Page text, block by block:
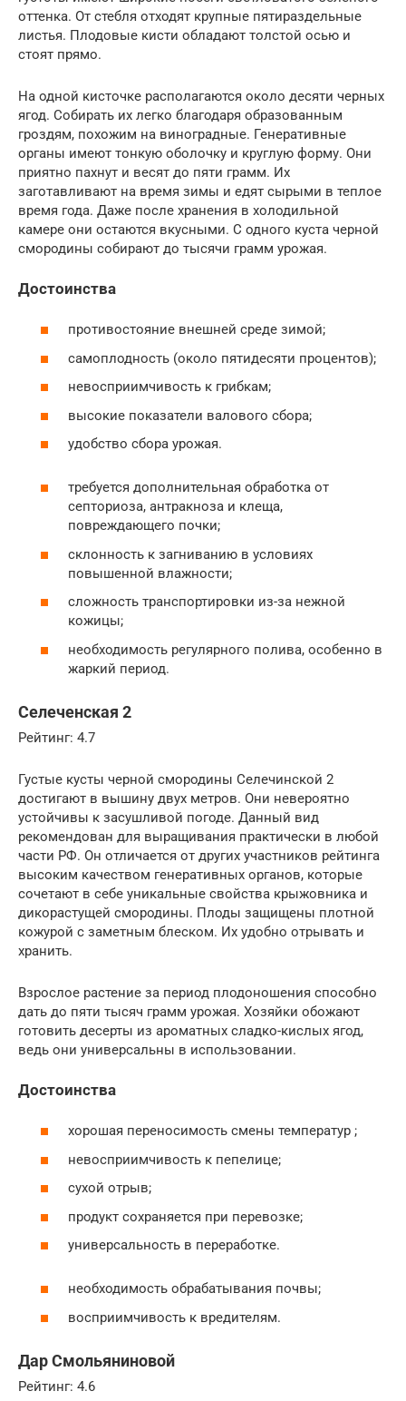
оттенка. От стебля отходят крупные пятираздельные
листья. Плодовые кисти обладают толстой осью и
стоят прямо.
На одной кисточке располагаются около десяти черных
ягод. Собирать их легко благодаря образованным
гроздям, похожим на виноградные. Генеративные
органы имеют тонкую оболочку и круглую форму. Они
приятно пахнут и весят до пяти грамм. Их
заготавливают на время зимы и едят сырыми в теплое
время года. Даже после хранения в холодильной
камере они остаются вкусными. С одного куста черной
смородины собирают до тысячи грамм урожая.
Достоинства
противостояние внешней среде зимой;
самоплодность (около пятидесяти процентов);
невосприимчивость к грибкам;
высокие показатели валового сбора;
удобство сбора урожая.
требуется дополнительная обработка от
септориоза, антракноза и клеща,
повреждающего почки;
склонность к загниванию в условиях
повышенной влажности;
сложность транспортировки из-за нежной
кожицы;
необходимость регулярного полива, особенно в
жаркий период.
Селеченская 2
Рейтинг: 4.7
Густые кусты черной смородины Селечинской 2
достигают в вышину двух метров. Они невероятно
устойчивы к засушливой погоде. Данный вид
рекомендован для выращивания практически в любой
части РФ. Он отличается от других участников рейтинга
высоким качеством генеративных органов, которые
сочетают в себе уникальные свойства крыжовника и
дикорастущей смородины. Плоды защищены плотной
кожурой с заметным блеском. Их удобно отрывать и
хранить.
Взрослое растение за период плодоношения способно
дать до пяти тысяч грамм урожая. Хозяйки обожают
готовить десерты из ароматных сладко-кислых ягод,
ведь они универсальны в использовании.
Достоинства
хорошая переносимость смены температур ;
невосприимчивость к пепелице;
сухой отрыв;
продукт сохраняется при перевозке;
универсальность в переработке.
необходимость обрабатывания почвы;
восприимчивость к вредителям.
Дар Смольяниновой
Рейтинг: 4.6